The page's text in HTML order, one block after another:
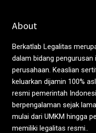
About
Berkatlab Legalitas
dalam bidang
perusahaan. Keaslian
keluarkan dijamin 100%
resmi pemerintah
berpengalaman sejak
mulai dari UMKM hingga
memiliki legalitas resmi..